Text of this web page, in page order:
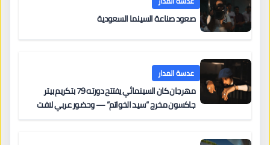
صعود صناعة السينما السعودية
عدسة المدار
مهرجان كان السينمائي يفتتح دورته 79 بتكريم بيتر
جاكسون مخرج “سيد الخواتم” — وحضور عربي لافت